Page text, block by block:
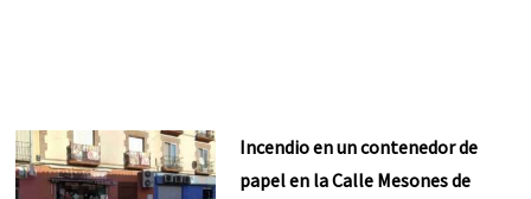
Incendio en un contenedor de
papel en la Calle Mesones de